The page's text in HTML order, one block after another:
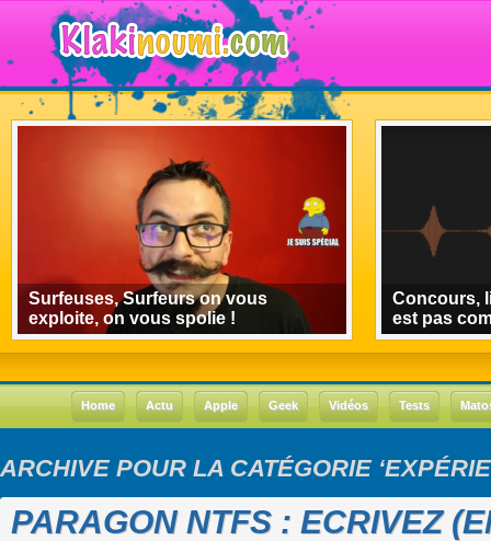
Surfeuses, Surfeurs on vous
exploite, on vous spolie !
Concours,
est pas
Home Actu Apple Geek Vidéos Tests
ARCHIVE POUR LA CATÉGORIE
PARAGON NTFS : ECRIVEZ